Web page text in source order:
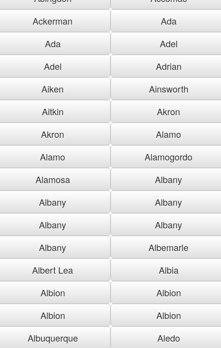
Ackerman
Ada
Ada
Adel
Adel
Adrian
Aiken
Ainsworth
Aitkin
Akron
Akron
Alamo
Alamo
Alamogordo
Alamosa
Albany
Albany
Albany
Albany
Albany
Albany
Albemarle
Albert Lea
Albia
Albion
Albion
Albion
Albion
Albuquerque
Aledo